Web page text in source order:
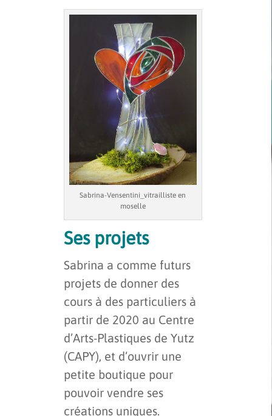
Sabrina-Vensentini_vitrailliste en
moselle
Ses projets
Sabrina a comme futurs
projets de donner des
cours à des particuliers à
partir de 2020 au Centre
d’Arts-Plastiques de Yutz
(CAPY), et d’ouvrir une
petite boutique pour
pouvoir vendre ses
créations uniques.